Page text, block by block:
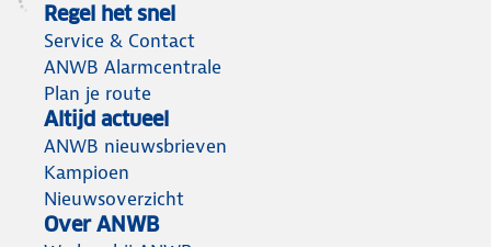
Regel het snel
Service & Contact
ANWB Alarmcentrale
Plan je route
Altijd actueel
ANWB nieuwsbrieven
Kampioen
Nieuwsoverzicht
Over ANWB